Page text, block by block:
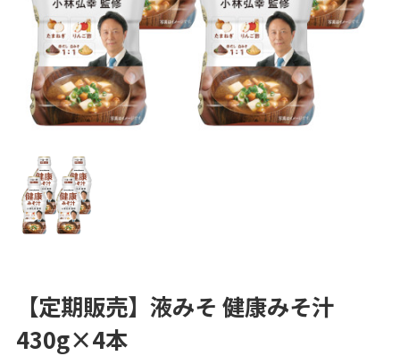
【定期販売】液みそ 健康みそ汁
430g×4本